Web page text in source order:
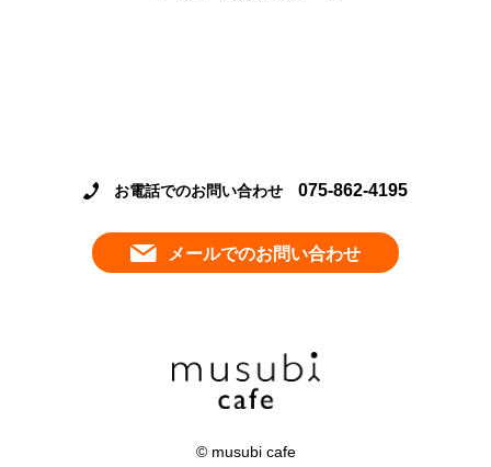
お電話でのお問い合わせ 075-862-4195
メールでのお問い合わせ
© musubi cafe